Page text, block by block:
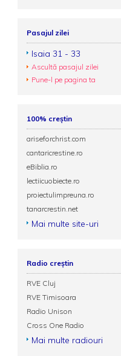
Pasajul zilei
Isaia 31 - 33
Ascultă pasajul zilei
Pune-l pe pagina ta
100% creștin
ariseforchrist.com
cantaricrestine.ro
eBiblia.ro
lectiicuobiecte.ro
proiectulimpreuna.ro
tanarcrestin.net
Mai multe site-uri
Radio creștin
RVE Cluj
RVE Timisoara
Radio Unison
Cross One Radio
Mai multe radiouri